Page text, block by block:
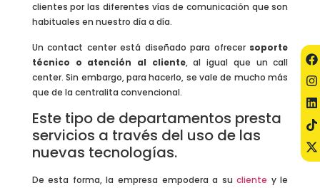
clientes por las diferentes vías de comunicación que son
habituales en nuestro día a día.
Un contact center está diseñado para ofrecer soporte
técnico o atención al cliente, al igual que un call
center. Sin embargo, para hacerlo, se vale de mucho más
que de la centralita convencional.
Este tipo de departamentos presta
servicios a través del uso de las
nuevas tecnologías.
De esta forma, la empresa empodera a sucliente y le